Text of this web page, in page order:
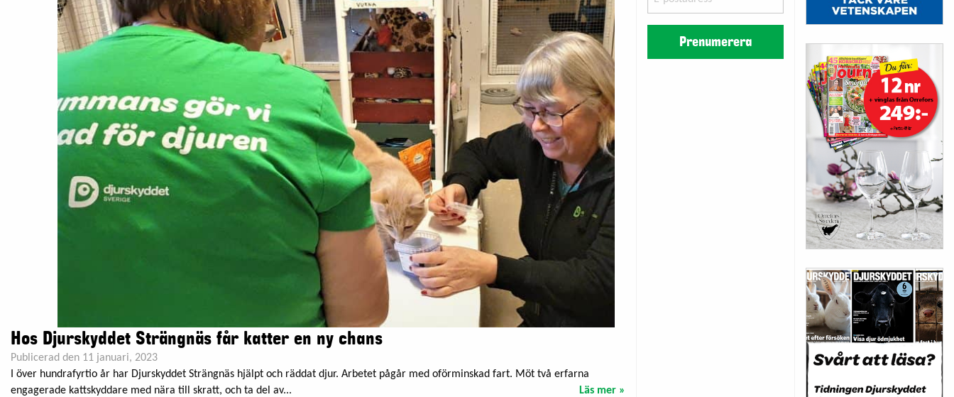
Hos Djurskyddet Strängnäs får katter en ny chans
Publicerad den 11 januari, 2023
I över hundrafyrtio år har Djurskyddet Strängnäs hjälpt och räddat djur. Arbetet pågår med oförminskad fart. Möt två erfarna
engagerade kattskyddare med nära till skratt, och ta del av...
Läs mer »
postadress
Prenumerera